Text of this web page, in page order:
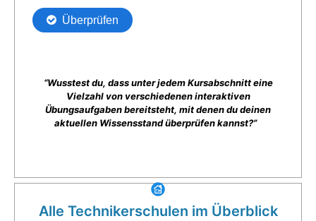
“Wusstest du, dass unter jedem Kursabschnitt eine
Vielzahl von verschiedenen interaktiven
Übungsaufgaben bereitsteht, mit denen du deinen
aktuellen Wissensstand überprüfen kannst?”
Alle Technikerschulen im Überblick